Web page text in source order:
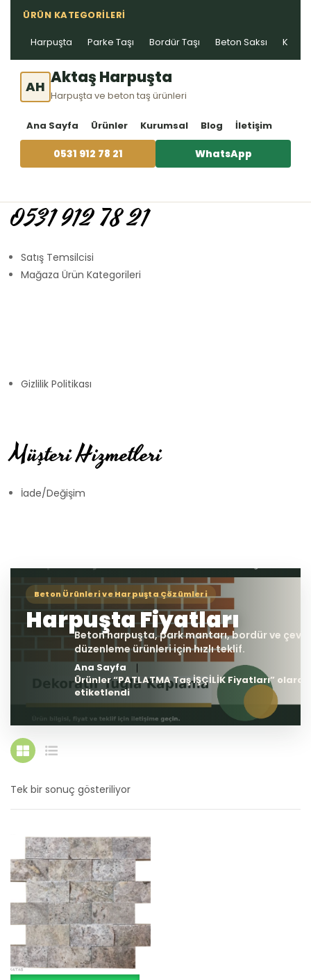
ÜRÜN KATEGORILERI
Harpuşta Parke Taşı Bordür Taşı Beton Saksı Kablo
AH Aktaş Harpuşta
Harpuşta ve beton taş ürünleri
Ana Sayfa Ürünler Kurumsal Blog İletişim
0531 912 78 21 WhatsApp
0531 912 78 21
Satış Temsilcisi
Mağaza Ürün Kategorileri
Gizlilik Politikası
Müşteri Hizmetleri
İade/Değişim
Ana Sayfa
Ürünler “PATLATMA Taş İŞÇİLİK Fiyatları” olarak
etiketlendi
Tek bir sonuç gösteriliyor